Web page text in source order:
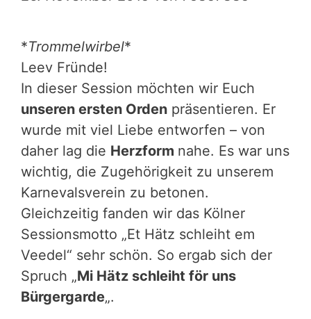
*Trommelwirbel*
Leev Fründe!
In dieser Session möchten wir Euch
unseren ersten Orden präsentieren. Er
wurde mit viel Liebe entworfen – von
daher lag die Herzform nahe. Es war uns
wichtig, die Zugehörigkeit zu unserem
Karnevalsverein zu betonen.
Gleichzeitig fanden wir das Kölner
Sessionsmotto „Et Hätz schleiht em
Veedel“ sehr schön. So ergab sich der
Spruch „Mi Hätz schleiht för uns
Bürgergarde„.